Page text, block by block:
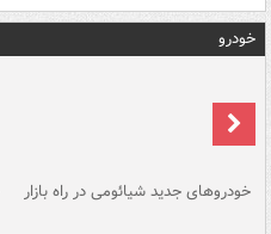
خودرو
خودروهای جدید شیائومی در راه بازار